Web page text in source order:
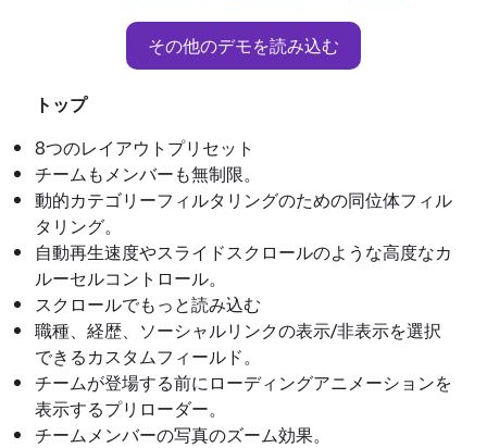
その他のデモを読み込む
トップ
8つのレイアウトプリセット
チームもメンバーも無制限。
動的カテゴリーフィルタリングのための同位体フィル
タリング。
自動再生速度やスライドスクロールのような高度なカ
ルーセルコントロール。
スクロールでもっと読み込む
職種、経歴、ソーシャルリンクの表示/非表示を選択
できるカスタムフィールド。
チームが登場する前にローディングアニメーションを
表示するプリローダー。
チームメンバーの写真のズーム効果。